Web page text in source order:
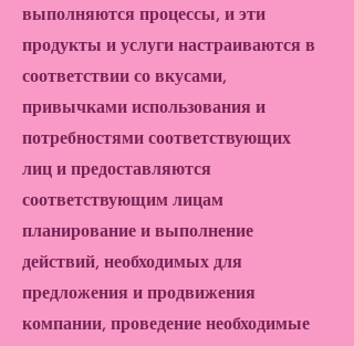
выполняются процессы, и эти
продукты и услуги настраиваются в
соответствии со вкусами,
привычками использования и
потребностями соответствующих
лиц и предоставляются
соответствующим лицам
планирование и выполнение
действий, необходимых для
предложения и продвижения
компании, проведение необходимые